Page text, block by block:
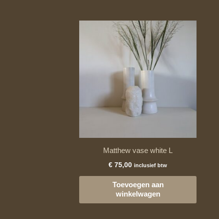
Matthew vase white L
€ 75,00 inclusief btw
Toevoegen aan
winkelwagen